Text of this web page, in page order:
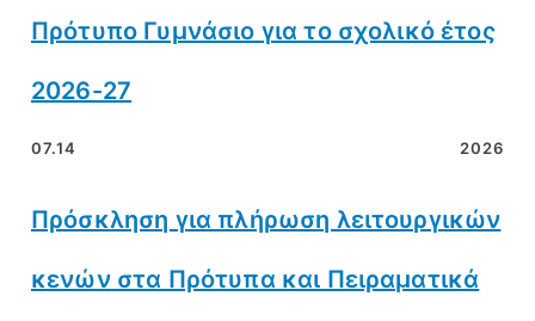
Πρότυπο Γυμνάσιο για το σχολικό έτος
2026-27
07.14 2026
Πρόσκληση για πλήρωση λειτουργικών
κενών στα Πρότυπα και Πειραματικά